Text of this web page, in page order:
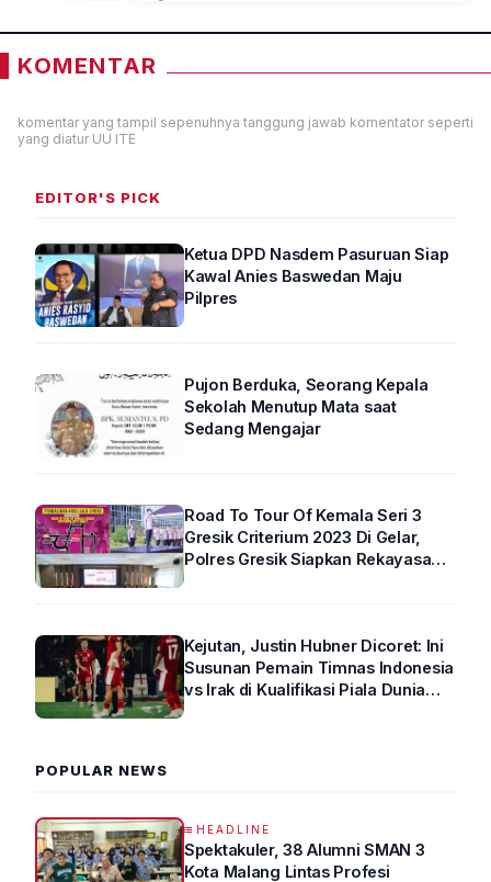
KOMENTAR
komentar yang tampil sepenuhnya tanggung jawab komentator seperti
yang diatur UU ITE
EDITOR'S PICK
Ketua DPD Nasdem Pasuruan Siap
Kawal Anies Baswedan Maju
Pilpres
Pujon Berduka, Seorang Kepala
Sekolah Menutup Mata saat
Sedang Mengajar
Road To Tour Of Kemala Seri 3
Gresik Criterium 2023 Di Gelar,
Polres Gresik Siapkan Rekayasa
Kejutan, Justin Hubner Dicoret: Ini
Susunan Pemain Timnas Indonesia
vs Irak di Kualifikasi Piala Dunia
POPULAR NEWS
HEADLINE
Spektakuler, 38 Alumni SMAN 3
Kota Malang Lintas Profesi